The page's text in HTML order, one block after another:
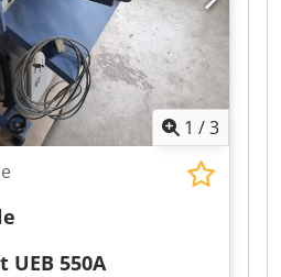
1 /3
550A